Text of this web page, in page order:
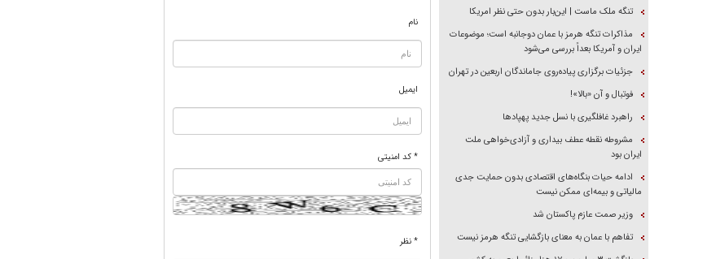
نام
ایمیل
* کد امنیتی
* نظر
تنگه ملک ماست | این‌بار بدون حتی نظر امریکا
مذاکرات تنگه هرمز با عمان دوجانبه است؛ موضوعات
ایران و آمریکا بعداً بررسی می‌شود
جزئیات برگزاری پیاده‌روی جاماندگان اربعین در تهران
فوتبال و آن «بالا»!
راهبرد غافلگیری با نسل جدید پهپاد‌ها
مشروطه نقطه عطف بیداری و آزادی‌خواهی ملت
ایران بود
ادامه حیات بنگاه‌های اقتصادی بدون حمایت جدی
مالیاتی و بیمه‌ای ممکن نیست
وزیر صمت عازم پاکستان شد
تفاهم با عمان به معنای بازگشایی تنگه هرمز نیست